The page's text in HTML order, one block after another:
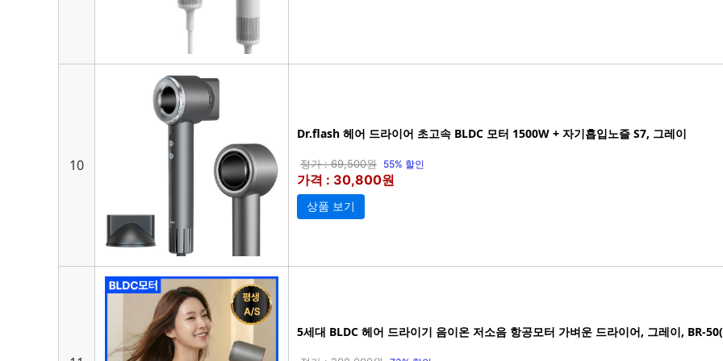
10
Dr.flash 헤어 드라이어 초고속 BLDC 모터 1500W + 자기흡입노즐 S7, 그레이
정가 : 69,500원 55% 할인
가격 : 30,800원
상품 보기
5세대 BLDC 헤어 드라이기 음이온 저소음 항공모터 가벼운 드라이어, 그레이, BR-